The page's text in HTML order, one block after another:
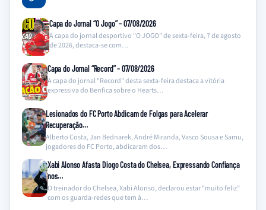
Capa do Jornal “O Jogo” – 07/08/2026
A capa do jornal desportivo "O JOGO" de sexta-feira, 7 de agosto
de 2026, destaca-se com…
Capa do Jornal “Record” – 07/08/2026
A capa do jornal "Record" desta sexta-feira destaca a vitória
expressiva do Benfica sobre o Hearts…
Lesionados do FC Porto Abdicam de Folgas para Acelerar
Recuperação…
Alberto Costa, Jan Bednarek, André Miranda, Vasco Sousa e Samu,
jogadores do FC Porto, abdicaram dos…
Xabi Alonso Afasta Diogo Costa do Chelsea, Expressando Confiança
nos…
O treinador do Chelsea, Xabi Alonso, declarou estar “muito feliz”
com os guarda-redes que tem à…